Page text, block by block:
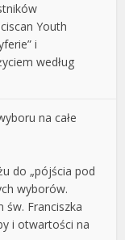
Youth
i
według
na całe
do „pójścia pod
wyborów.
św. Franciszka
i otwartości na